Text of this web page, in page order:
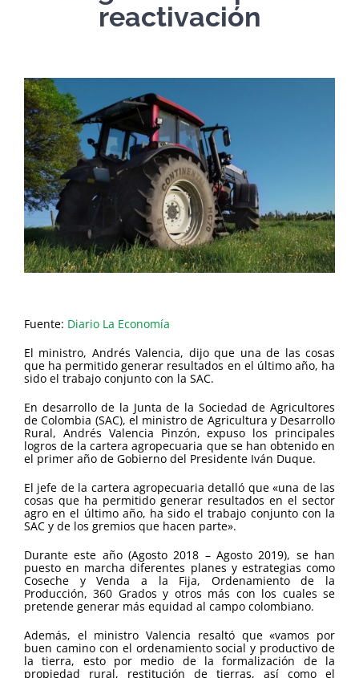
reactivación
Fuente: Diario La Economía
El ministro, Andrés Valencia, dijo que una de las cosas
que ha permitido generar resultados en el último año, ha
sido el trabajo conjunto con la SAC.
En desarrollo de la Junta de la Sociedad de Agricultores
de Colombia (SAC), el ministro de Agricultura y Desarrollo
Rural, Andrés Valencia Pinzón, expuso los principales
logros de la cartera agropecuaria que se han obtenido en
el primer año de Gobierno del Presidente Iván Duque.
El jefe de la cartera agropecuaria detalló que «una de las
cosas que ha permitido generar resultados en el sector
agro en el último año, ha sido el trabajo conjunto con la
SAC y de los gremios que hacen parte».
Durante este año (Agosto 2018 – Agosto 2019), se han
puesto en marcha diferentes planes y estrategias como
Coseche y Venda a la Fija, Ordenamiento de la
Producción, 360 Grados y otros más con los cuales se
pretende generar más equidad al campo colombiano.
Además, el ministro Valencia resaltó que «vamos por
buen camino con el ordenamiento social y productivo de
la tierra, esto por medio de la formalización de la
propiedad rural, restitución de tierras, así como el